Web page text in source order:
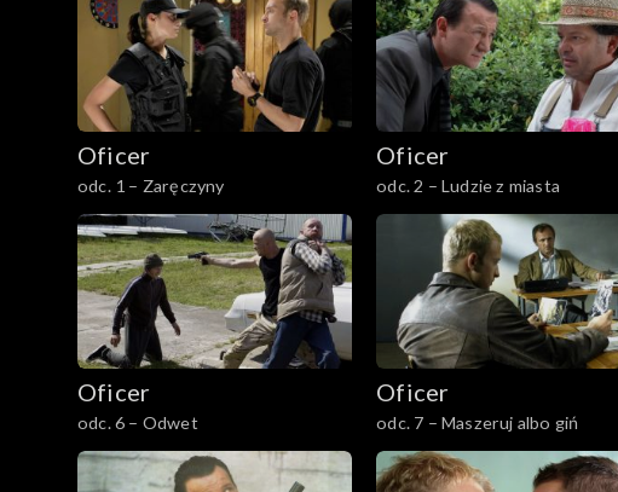
Oficer
odc. 1 – Zaręczyny
Oficer
odc. 2 – Ludzie z miasta
Oficer
odc. 6 – Odwet
Oficer
odc. 7 – Maszeruj albo giń